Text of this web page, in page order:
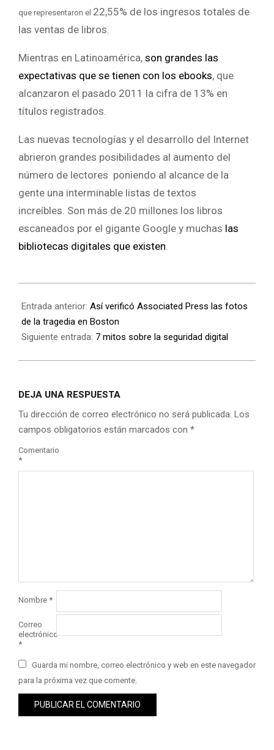
que representaron el 22,55% de los ingresos totales de
las ventas de libros
Mientras en Latinoamérica, son grandes las
expectativas que se tienen con los ebooks, que
alcanzaron el pasado 2011 la cifra de 13% en
títulos registrados.
Las nuevas tecnologías y el desarrollo del Internet
abrieron grandes posibilidades al aumento del
número de lectores poniendo al alcance de la
gente una interminable listas de textos
increíbles. Son más de 20 millones los libros
escaneados por el gigante Google y muchas las
bibliotecas digitales que existen
Entrada anterior: Así verificó Associated Press las fotos
de la tragedia en Boston
Siguiente entrada: 7 mitos sobre la seguridad digital
DEJA UNA RESPUESTA
Tu dirección de correo electrónico no será publicada. Los
campos obligatorios están marcados con *
Comentario
*
Nombre *
Correo
electrónico
*
Guarda mi nombre, correo electrónico y web en este navegador
para la próxima vez que comente.